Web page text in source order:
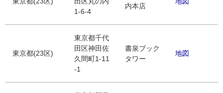
1-6-4
内本店
東京都(23区)
東京都千代
田区神田佐
久間町1-11
-1
書泉ブック
タワー
地図